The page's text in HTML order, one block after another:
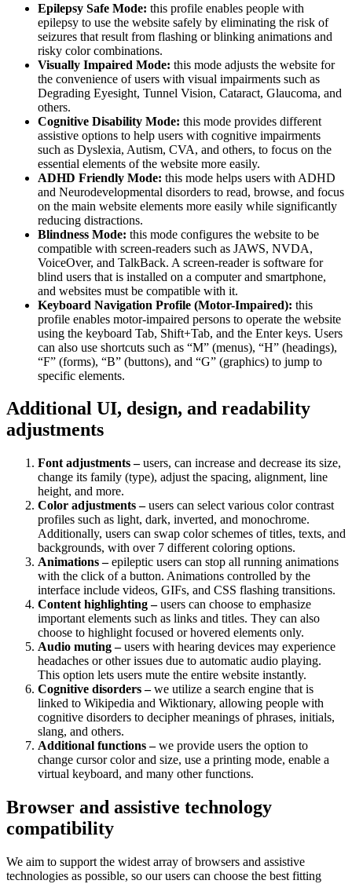
Epilepsy Safe Mode: this profile enables people with
epilepsy to use the website safely by eliminating the risk of
seizures that result from flashing or blinking animations and
risky color combinations.
Visually Impaired Mode: this mode adjusts the website for
the convenience of users with visual impairments such as
Degrading Eyesight, Tunnel Vision, Cataract, Glaucoma, and
others.
Cognitive Disability Mode: this mode provides different
assistive options to help users with cognitive impairments
such as Dyslexia, Autism, CVA, and others, to focus on the
essential elements of the website more easily.
ADHD Friendly Mode: this mode helps users with ADHD
and Neurodevelopmental disorders to read, browse, and focus
on the main website elements more easily while significantly
reducing distractions.
Blindness Mode: this mode configures the website to be
compatible with screen-readers such as JAWS, NVDA,
VoiceOver, and TalkBack. A screen-reader is software for
blind users that is installed on a computer and smartphone,
and websites must be compatible with it.
Keyboard Navigation Profile (Motor-Impaired): this
profile enables motor-impaired persons to operate the website
using the keyboard Tab, Shift+Tab, and the Enter keys. Users
can also use shortcuts such as “M” (menus), “H” (headings),
“F” (forms), “B” (buttons), and “G” (graphics) to jump to
specific elements.
Additional UI, design, and readability
adjustments
Font adjustments –users, can increase and decrease its size,
change its family (type), adjust the spacing, alignment, line
height, and more.
Color adjustments –users can select various color contrast
profiles such as light, dark, inverted, and monochrome.
Additionally, users can swap color schemes of titles, texts, and
backgrounds, with over 7 different coloring options.
Animations –epileptic users can stop all running animations
with the click of a button. Animations controlled by the
interface include videos, GIFs, and CSS flashing transitions.
Content highlighting –users can choose to emphasize
important elements such as links and titles. They can also
choose to highlight focused or hovered elements only.
Audio muting –users with hearing devices may experience
headaches or other issues due to automatic audio playing.
This option lets users mute the entire website instantly.
Cognitive disorders –we utilize a search engine that is
linked to Wikipedia and Wiktionary, allowing people with
cognitive disorders to decipher meanings of phrases, initials,
slang, and others.
Additional functions –we provide users the option to
change cursor color and size, use a printing mode, enable a
virtual keyboard, and many other functions.
Browser and assistive technology
compatibility
We aim to support the widest array of browsers and assistive
technologies as possible, so our users can choose the best fitting